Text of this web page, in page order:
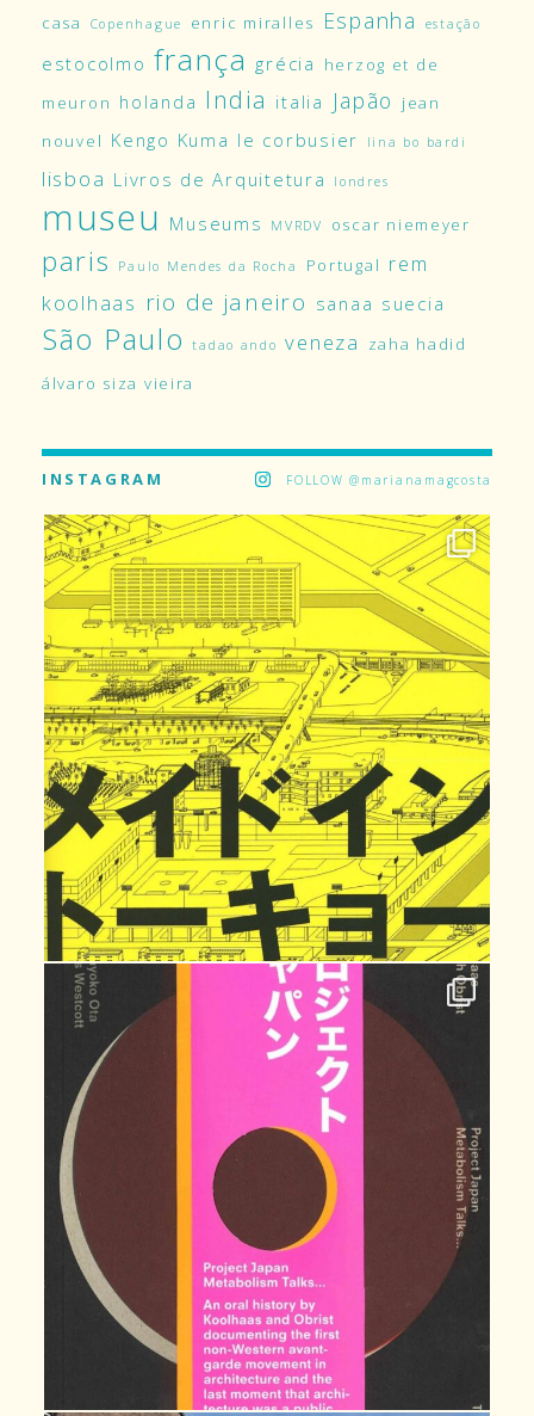
casa Copenhague enric miralles Espanha estação
estocolmo frança grécia
herzog et de
meuron holanda India italia Japão
jean
nouvel Kengo Kuma le corbusier lina bo bardi
lisboa Livros de Arquitetura londres
museu Museums MVRDV oscar niemeyer
paris Paulo Mendes da Rocha Portugal rem
koolhaas rio de janeiro sanaa suecia
São Paulo tadao ando veneza
zaha hadid
álvaro siza vieira
INSTAGRAM FOLLOW @marianamagcosta